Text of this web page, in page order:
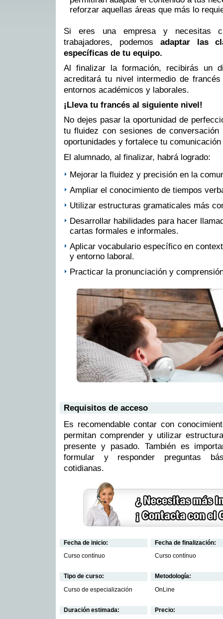
reforzar aquellas áreas que más lo
Si eres una empresa y necesitas
trabajadores, podemos adaptar las
específicas de tu equipo.
Al finalizar la formación, recibirás un
acreditará tu nivel intermedio de
entornos académicos y laborales.
¡Lleva tu francés al siguiente nivel!
No dejes pasar la oportunidad de
tu fluidez con sesiones de conversación
oportunidades y fortalece tu
El alumnado, al finalizar, habrá logrado:
Mejorar la fluidez y precisión en la
Ampliar el conocimiento de tiempos
Utilizar estructuras gramaticales más
Desarrollar habilidades para hacer
cartas formales e informales.
Aplicar vocabulario específico en
y entorno laboral.
Practicar la pronunciación y
Requisitos de acceso
Es recomendable contar con
permitan comprender y utilizar
presente y pasado. También es
formular y responder preguntas
cotidianas.
Fecha de inicio:
Curso contínuo
Fecha de finalización:
Curso contínuo
Tipo de curso:
Curso de especialización
Metodología:
OnLine
Duración estimada:
Precio: